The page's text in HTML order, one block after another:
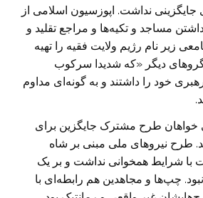
نداشت. اپوزسیون اسلامی از
مساجد و تکیه‌ها و مراجع تقلید و
زیر نام رژیم ولایت فقیه را تهیه
گروهای دیگر «که شدیدا سرکوب
خود را داشتند و به گونه‌ای مداوم
خواهان طرح مشترک جایگزین برای
طرح نیروهای ملی مبنی بر شاه
شرایط همخوانی نداشت و بر یک
چپ‌ها و مجاهدین هم رابطه‌ای با